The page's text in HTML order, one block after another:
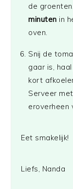
de
minuten in
oven.
Snij de
gaar is,
kort
Serveer
eroverheen
Eet smakelijk!
Liefs, Nanda